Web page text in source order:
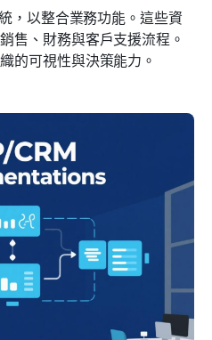
，以整合業務功能。這些資
售、財務與客戶支援流程。
的可視性與決策能力。